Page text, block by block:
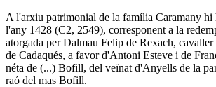
A l'arxiu patrimonial de la famí­lia Caramany hi
l'any 1428 (C2, 2549), corresponent a la
atorgada per Dalmau Felip de Rexach,
de Cadaqués, a favor d'Antoni Esteve i de
néta de (...) Bofill, del veïnat d'Anyells de la
raó del mas Bofill.